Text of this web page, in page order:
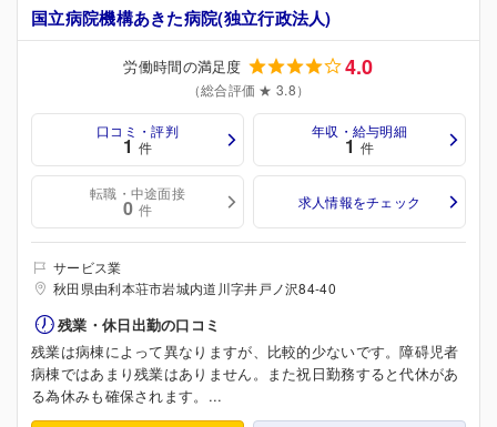
国立病院機構あきた病院(独立行政法人)
労働時間の満足度 4.0
（総合評価 ★ 3.8）
口コミ・評判
1 件
年収・給与明細
1 件
転職・中途面接
0 件 求人情報をチェック
サービス業
秋田県由利本荘市岩城内道川字井戸ノ沢84-40
残業・休日出勤の口コミ
残業は病棟によって異なりますが、比較的少ないです。障碍児者
病棟ではあまり残業はありません。また祝日勤務すると代休があ
る為休みも確保されます。...